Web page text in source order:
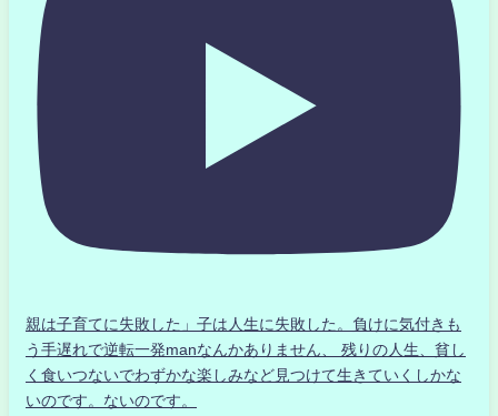
親は子育てに失敗した」子は人生に失敗した。負けに気付きも
う手遅れで逆転一発manなんかありません、 残りの人生、貧し
く食いつないでわずかな楽しみなど見つけて生きていくしかな
いのです。ないのです。